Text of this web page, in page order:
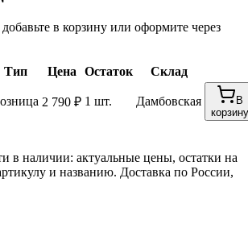
в корзину или оформите через
Тип Цена Остаток
Склад
2 790 ₽ 1 шт. Дамбовская
В
корзину
в наличии: актуальные цены, остатки на
и названию. Доставка по России,